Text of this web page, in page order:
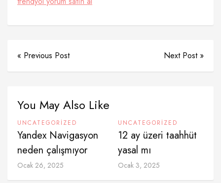
« Previous Post Next Post »
You May Also Like
UNCATEGORIZED
Yandex Navigasyon
neden çalışmıyor
Ocak 26, 2025
UNCATEGORIZED
12 ay üzeri taahhüt
yasal mı
Ocak 3, 2025